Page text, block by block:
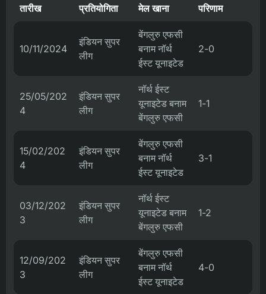
तारीख प्रतियोगिता मेल खाना परिणाम
10/11/2024
इंडियन सुपर
लीग
बेंगलुरु एफसी
बनाम नॉर्थ
ईस्ट यूनाइटेड
2-0
25/05/202
4
इंडियन सुपर
लीग
नॉर्थ ईस्ट
यूनाइटेड बनाम
बेंगलुरु एफसी
1-1
15/02/202
4
इंडियन सुपर
लीग
बेंगलुरु एफसी
बनाम नॉर्थ
ईस्ट यूनाइटेड
3-1
03/12/202
3
इंडियन सुपर
लीग
नॉर्थ ईस्ट
यूनाइटेड बनाम
बेंगलुरु एफसी
1-2
12/09/202
3
इंडियन सुपर
लीग
बेंगलुरु एफसी
बनाम नॉर्थ
ईस्ट यूनाइटेड
4-0